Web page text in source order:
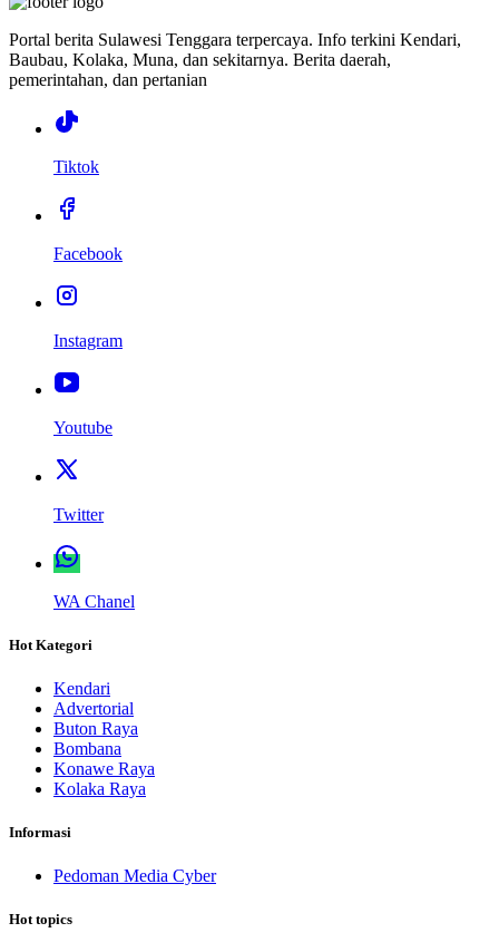
Portal berita Sulawesi Tenggara terpercaya. Info terkini Kendari,
Baubau, Kolaka, Muna, dan sekitarnya. Berita daerah,
pemerintahan, dan pertanian
Tiktok
Facebook
Instagram
Youtube
Twitter
WA Chanel
Hot Kategori
Kendari
Advertorial
Buton Raya
Bombana
Konawe Raya
Kolaka Raya
Informasi
Pedoman Media Cyber
Hot topics